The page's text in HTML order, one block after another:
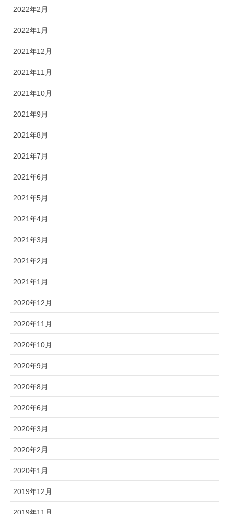
2022年2月
2022年1月
2021年12月
2021年11月
2021年10月
2021年9月
2021年8月
2021年7月
2021年6月
2021年5月
2021年4月
2021年3月
2021年2月
2021年1月
2020年12月
2020年11月
2020年10月
2020年9月
2020年8月
2020年6月
2020年3月
2020年2月
2020年1月
2019年12月